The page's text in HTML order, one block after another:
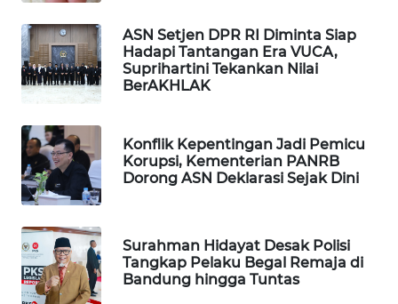
ASN Setjen DPR RI Diminta Siap
Hadapi Tantangan Era VUCA,
Suprihartini Tekankan Nilai
BerAKHLAK
Konflik Kepentingan Jadi Pemicu
Korupsi, Kementerian PANRB
Dorong ASN Deklarasi Sejak Dini
Surahman Hidayat Desak Polisi
Tangkap Pelaku Begal Remaja di
Bandung hingga Tuntas
UMKM
WAHANA
SELEB
WAHANA
PERSONA
WAHANA
OTOMOTIF
WAHANA
HEALTH